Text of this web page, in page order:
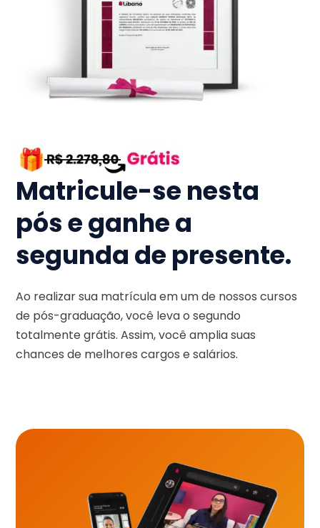
Matricule-se nesta
pós e ganhe a
segunda de presente.
Ao realizar sua matrícula em um de nossos cursos
de pós-graduação, você leva o segundo
totalmente grátis. Assim, você amplia suas
chances de melhores cargos e salários.